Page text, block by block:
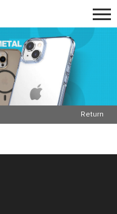
Return